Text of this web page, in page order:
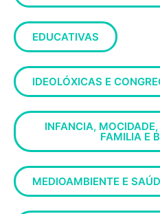
EDUCATIVAS
IDEOLÓXICAS E
INFANCIA,
FAMILIA E
MEDIOAMBIENTE E